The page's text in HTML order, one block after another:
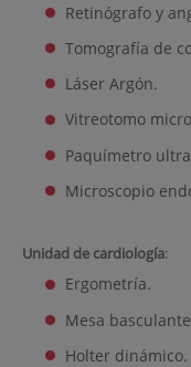
Retinógrafo y
Tomografía de
Láser Argón.
Vitreotomo
Paquímetro
Microscopio
Unidad de cardiología:
Ergometría.
Mesa
Holter dinámico.